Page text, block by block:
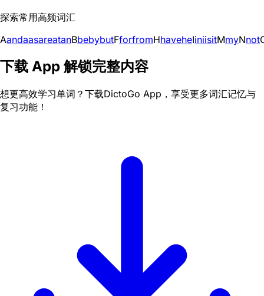
探索常用高频词汇
AandaasareatanBbebybutFforfromHhaveheIiniisitMmyNnot
下载 App 解锁完整内容
想更高效学习单词？下载DictoGo App，享受更多词汇记忆与
复习功能！